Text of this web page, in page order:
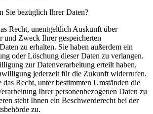
Sie bezüglich Ihrer Daten?
Recht, unentgeltlich Auskunft über
und Zweck Ihrer gespeicherten
zu erhalten. Sie haben außerdem ein
oder Löschung dieser Daten zu verlangen.
zur Datenverarbeitung erteilt haben,
jederzeit für die Zukunft widerrufen.
das Recht, unter bestimmten Umständen die
Ihrer personenbezogenen Daten zu
steht Ihnen ein Beschwerderecht bei der
zu.